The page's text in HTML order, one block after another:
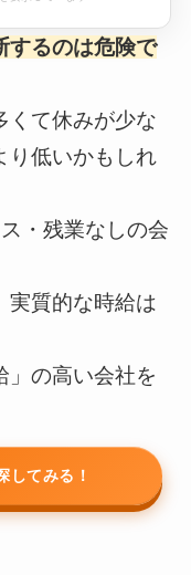
ト診断
表示しています
するのは危険で
くて休みが少な
り低いかもしれ
・残業なしの会
実質的な時給は
」の高い会社を
してみる！